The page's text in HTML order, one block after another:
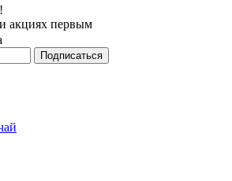
акциях первым